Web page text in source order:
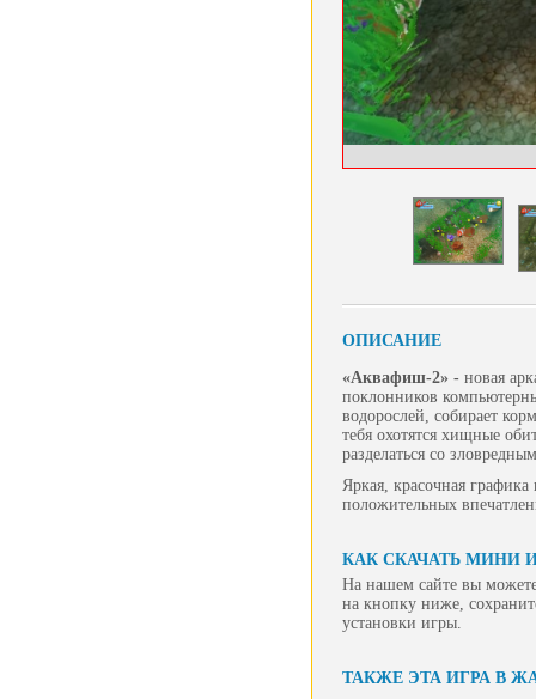
ОПИСАНИЕ
«Аквафиш-2» - новая
поклонников
водорослей, собирает
тебя охотятся хищные
разделаться со
Яркая, красочная
положительных
КАК СКАЧАТЬ МИНИ
На нашем сайте вы
на кнопку ниже,
установки игры.
ТАКЖЕ ЭТА ИГРА В